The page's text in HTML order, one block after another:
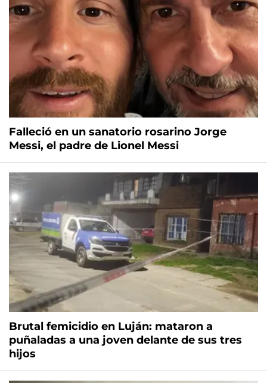
Falleció en un sanatorio rosarino Jorge
Messi, el padre de Lionel Messi
Brutal femicidio en Luján: mataron a
puñaladas a una joven delante de sus tres
hijos